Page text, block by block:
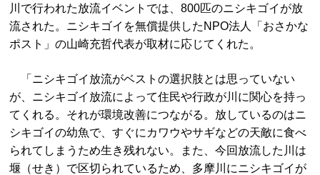
川で行われた放流イベントでは、800匹のニシキゴイが放
流された。ニシキゴイを無償提供したNPO法人「おさかな
ポスト」の山崎充哲代表が取材に応じてくれた。
「ニシキゴイ放流がベストの選択肢とは思っていない
が、ニシキゴイ放流によって住民や行政が川に関心を持っ
てくれる。それが環境改善につながる。放しているのはニ
シキゴイの幼魚で、すぐにカワウやサギなどの天敵に食べ
られてしまうため生き残れない。また、今回放流した川は
堰（せき）で区切られているため、多摩川にニシキゴイが